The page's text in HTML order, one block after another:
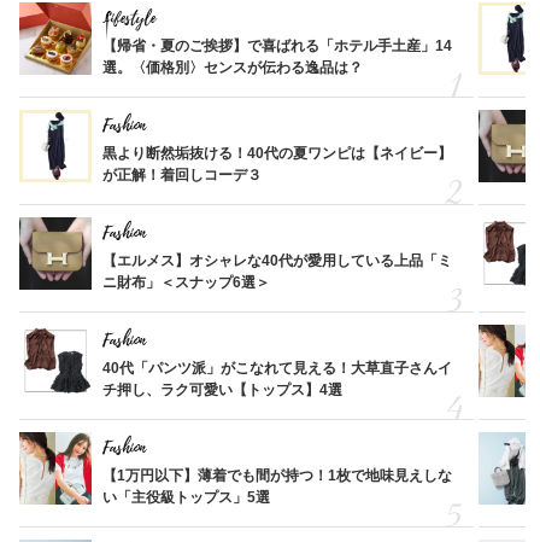
Lifestyle
【帰省・夏のご挨拶】で喜ばれる「ホテル手土産」14
選。〈価格別〉センスが伝わる逸品は？
Fashion
黒より断然垢抜ける！40代の夏ワンピは【ネイビー】
が正解！着回しコーデ３
Fashion
【エルメス】オシャレな40代が愛用している上品「ミ
ニ財布」＜スナップ6選＞
Fashion
40代「パンツ派」がこなれて見える！大草直子さんイ
チ押し、ラク可愛い【トップス】4選
Fashion
【1万円以下】薄着でも間が持つ！1枚で地味見えしな
い「主役級トップス」5選